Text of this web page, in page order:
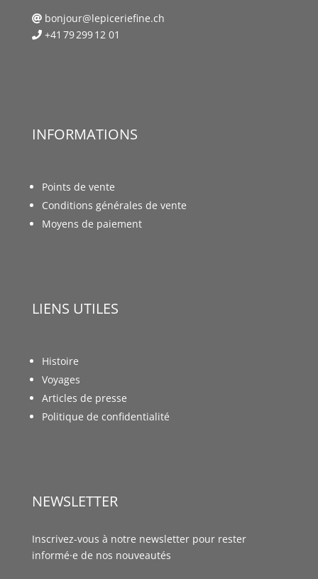
bonjour@lepiceriefine.ch
+41 79 299 12 01
INFORMATIONS
Points de vente
Conditions générales de vente
Moyens de paiement
LIENS UTILES
Histoire
Voyages
Articles de presse
Politique de confidentialité
NEWSLETTER
Inscrivez-vous à notre newsletter pour rester
informé·e de nos nouveautés